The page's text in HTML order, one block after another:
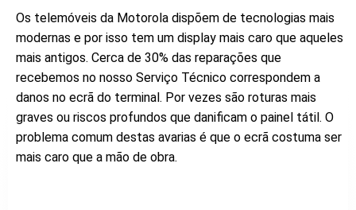
Os telemóveis da Motorola dispõem de tecnologias mais
modernas e por isso tem um display mais caro que aqueles
mais antigos. Cerca de 30% das reparações que
recebemos no nosso Serviço Técnico correspondem a
danos no ecrã do terminal. Por vezes são roturas mais
graves ou riscos profundos que danificam o painel tátil. O
problema comum destas avarias é que o ecrã costuma ser
mais caro que a mão de obra.